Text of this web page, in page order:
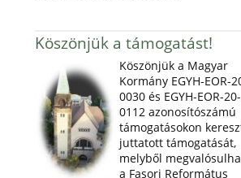
Köszönjük a támogatást!
Köszönjük a Magyar
Kormány EGYH-EOR-
0030 és EGYH-EOR-
0112 azonosítószámú
támogatásokon
juttatott támogatását,
melyből
a Fasori Református